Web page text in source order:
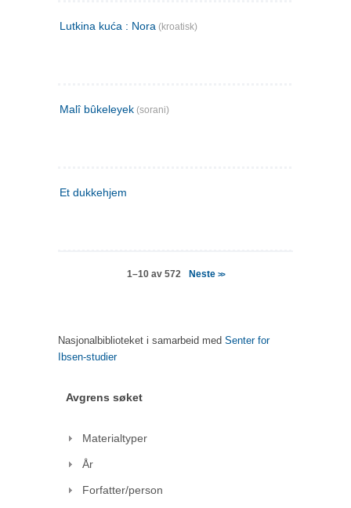
Lutkina kuća : Nora (kroatisk)
Malî bûkeleyek (sorani)
Et dukkehjem
1–10 av 572 Neste >>
Nasjonalbiblioteket i samarbeid med Senter for
Ibsen-studier
Avgrens søket
Materialtyper
År
Forfatter/person